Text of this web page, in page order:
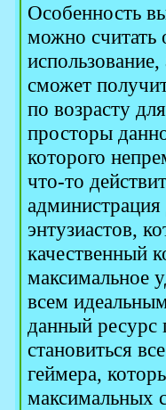
Особенность
можно
сможет
по возрасту
просторы
которого
что-то
администрация
энтузиастов,
качественный
максимальное
всем
данный ресурс
становиться
геймера,
максимальных